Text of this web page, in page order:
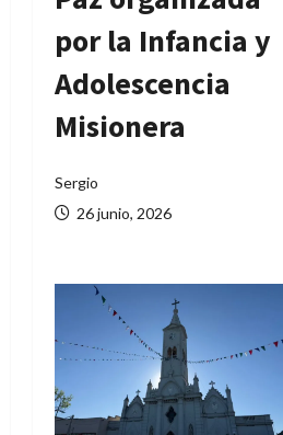
por la Infancia y
Adolescencia
Misionera
Sergio
26 junio, 2026